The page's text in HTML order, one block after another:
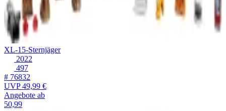
XL-15-Sternjäger
2022
497
# 76832
UVP49,99 €
Angebote ab
50,99